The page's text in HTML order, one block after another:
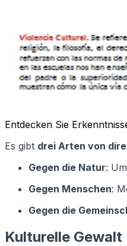
Entdecken Sie
Es gibt drei Arten von
Gegen die Natur:
Gegen Menschen:
Gegen die
Kulturelle Gewalt